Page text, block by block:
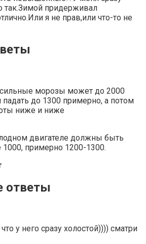
так.Зимой придерживал
я не прав,или что-то не
сильные морозы может до 2000
падать до 1300 примерно, а потом
ниже и ниже
двигателе должны быть
примерно 1200-1300.
ответы
у него сразу холостой)))) сматри